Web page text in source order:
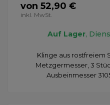
von 52,90 €
inkl. MwSt.
Auf Lager,
Klinge aus rostfreiem
Metzgermesser, 3
Ausbeinmesser